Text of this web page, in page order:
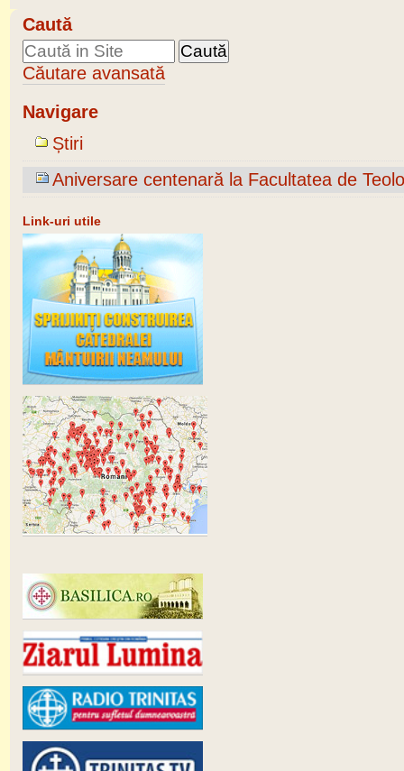
Caută
Căutare avansată
Navigare
Știri
Aniversare centenară la Facultatea de
Link-uri utile